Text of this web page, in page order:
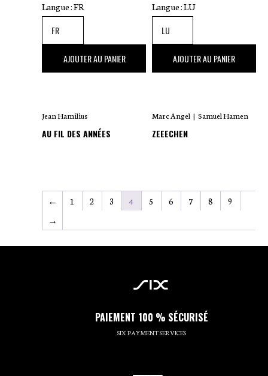
Langue :FR
,00 €
AJOUTER AU PANIER
Jean Hamilius
AU FIL DES ANNÉES
Langue :LU
,00 €
AJOUTER AU PANIER
Marc Angel | Samuel Hamen
ZEEECHEN
← 1 2 3 4 5 6 7 8
9
→
PAIEMENT 100 % SÉCURISÉ
SIX PAYMENT SERVICES